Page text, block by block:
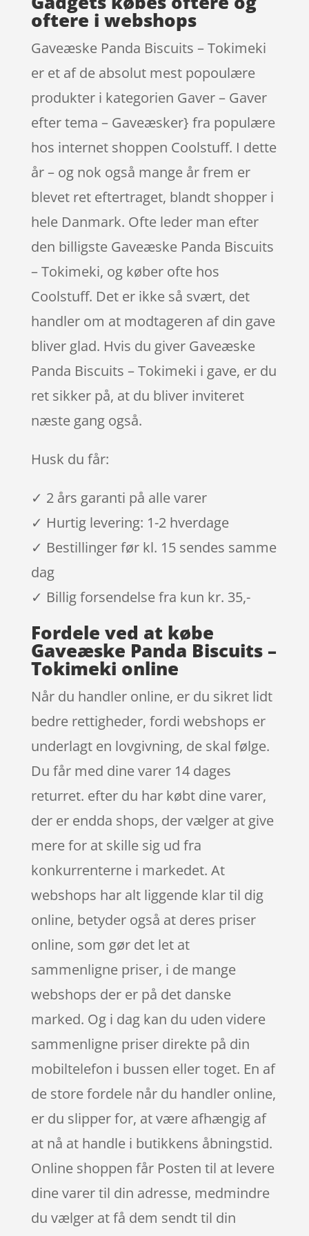
oftere i webshops
Gaveæske Panda Biscuits – Tokimeki
er et af de absolut mest popoulære
produkter i kategorien Gaver – Gaver
efter tema – Gaveæsker} fra populære
hos internet shoppen Coolstuff. I dette
år – og nok også mange år frem er
blevet ret eftertraget, blandt shopper i
hele Danmark. Ofte leder man efter
den billigste Gaveæske Panda Biscuits
– Tokimeki, og køber ofte hos
Coolstuff. Det er ikke så svært, det
handler om at modtageren af din gave
bliver glad. Hvis du giver Gaveæske
Panda Biscuits – Tokimeki i gave, er du
ret sikker på, at du bliver inviteret
næste gang også.
Husk du får:
✓ 2 års garanti på alle varer
✓ Hurtig levering: 1-2 hverdage
✓ Bestillinger før kl. 15 sendes samme
dag
✓ Billig forsendelse fra kun kr. 35,-
Fordele ved at købe
Gaveæske Panda Biscuits –
Tokimeki online
Når du handler online, er du sikret lidt
bedre rettigheder, fordi webshops er
underlagt en lovgivning, de skal følge.
Du får med dine varer 14 dages
returret. efter du har købt dine varer,
der er endda shops, der vælger at give
mere for at skille sig ud fra
konkurrenterne i markedet. At
webshops har alt liggende klar til dig
online, betyder også at deres priser
online, som gør det let at
sammenligne priser, i de mange
webshops der er på det danske
marked. Og i dag kan du uden videre
sammenligne priser direkte på din
mobiltelefon i bussen eller toget. En af
de store fordele når du handler online,
er du slipper for, at være afhængig af
at nå at handle i butikkens åbningstid.
Online shoppen får Posten til at levere
dine varer til din adresse, medmindre
du vælger at få dem sendt til din